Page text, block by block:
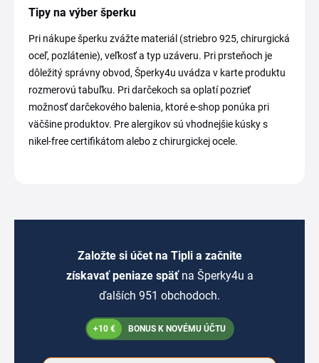
Tipy na výber šperku
Pri nákupe šperku zvážte materiál (striebro 925, chirurgická
oceľ, pozlátenie), veľkosť a typ uzáveru. Pri prsteňoch je
dôležitý správny obvod, Šperky4u uvádza v karte produktu
rozmerovú tabuľku. Pri darčekoch sa oplatí pozrieť
možnosť darčekového balenia, ktoré e-shop ponúka pri
väčšine produktov. Pre alergikov sú vhodnejšie kúsky s
nikel-free certifikátom alebo z chirurgickej ocele.
Založte si účet na Tipli a začnite
získavať peniaze späť na Šperky4u a
ďalších 951 obchodoch.
+10 € BONUS K NOVÉMU ÚČTU